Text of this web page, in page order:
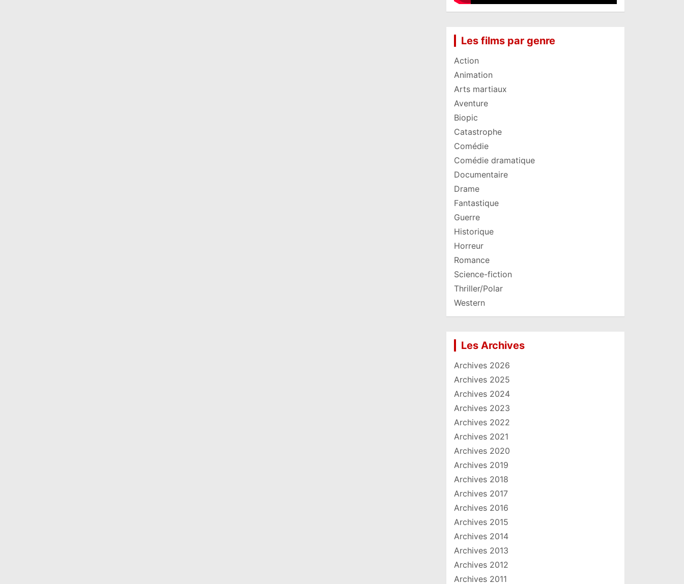
Les films par genre
Action
Animation
Arts martiaux
Aventure
Biopic
Catastrophe
Comédie
Comédie dramatique
Documentaire
Drame
Fantastique
Guerre
Historique
Horreur
Romance
Science-fiction
Thriller/Polar
Western
Les Archives
Archives 2026
Archives 2025
Archives 2024
Archives 2023
Archives 2022
Archives 2021
Archives 2020
Archives 2019
Archives 2018
Archives 2017
Archives 2016
Archives 2015
Archives 2014
Archives 2013
Archives 2012
Archives 2011